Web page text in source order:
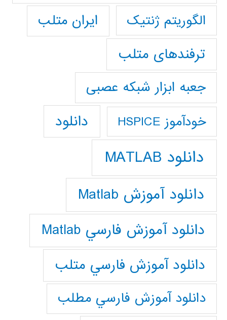
الگوریتم ژنتیک
ایران متلب
ترفندهای متلب
جعبه ابزار شبکه عصبی
خودآموز HSPICE دانلود
دانلود MATLAB
دانلود آموزش Matlab
دانلود آموزش فارسي Matlab
دانلود آموزش فارسي متلب
دانلود آموزش فارسي مطلب